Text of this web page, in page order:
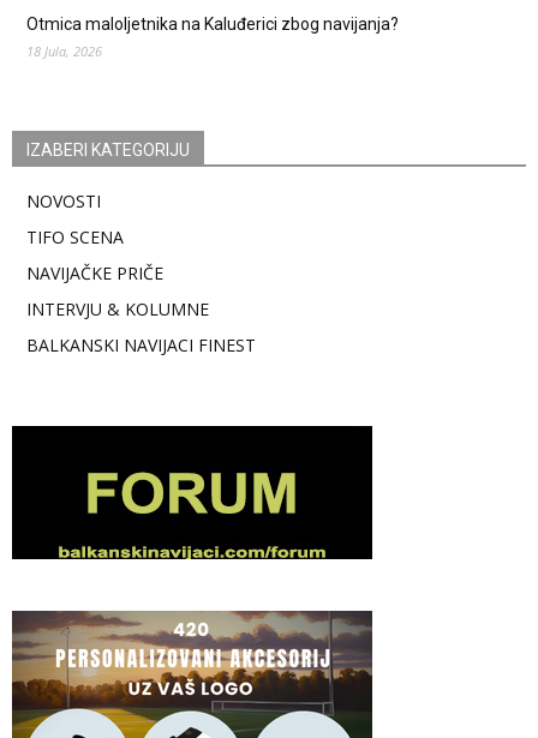
Otmica maloljetnika na Kaluđerici zbog navijanja?
18 Jula, 2026
IZABERI KATEGORIJU
NOVOSTI
TIFO SCENA
NAVIJAČKE PRIČE
INTERVJU & KOLUMNE
BALKANSKI NAVIJACI FINEST